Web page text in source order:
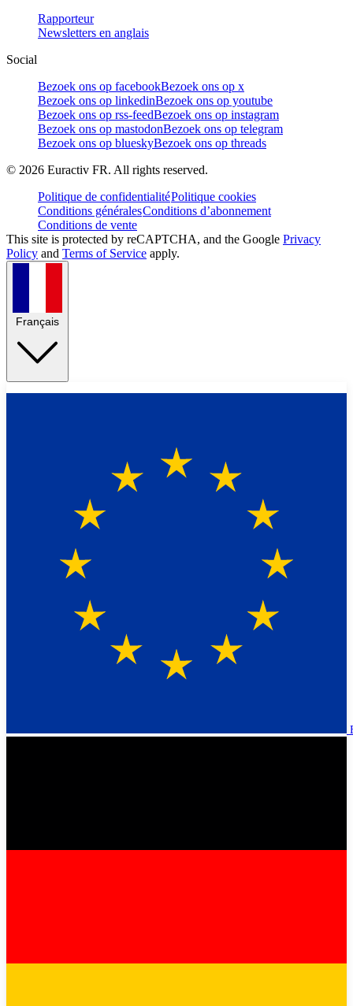
Rapporteur
Newsletters en anglais
Social
Bezoek ons op facebookBezoek ons op x
Bezoek ons op linkedinBezoek ons op youtube
Bezoek ons op rss-feedBezoek ons op instagram
Bezoek ons op mastodonBezoek ons op telegram
Bezoek ons op blueskyBezoek ons op threads
© 2026 Euractiv FR. All rights reserved.
Politique de confidentialitéPolitique cookies
Conditions généralesConditions d’abonnement
Conditions de vente
This site is protected by reCAPTCHA, and the Google Privacy
Policy and Terms of Service apply.
Français